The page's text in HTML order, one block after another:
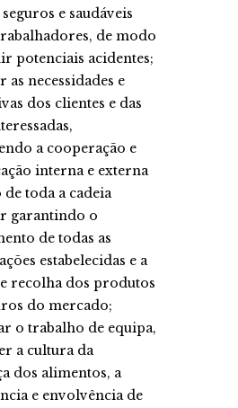
e saudáveis
de modo
potenciais acidentes;
as necessidades e
dos clientes e das
a cooperação e
interna e externa
toda a cadeia
garantindo o
de todas as
estabelecidas e a
recolha dos produtos
do mercado;
o trabalho de equipa,
a cultura da
dos alimentos, a
e envolvência de